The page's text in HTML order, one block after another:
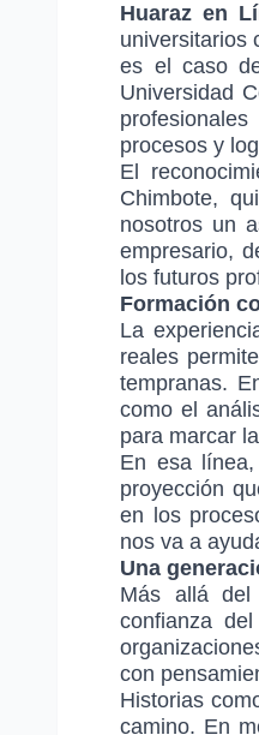
Huaraz en
universitarios
es el caso
Universidad
procesos y
El
Chimbote,
nosotros un
empresario,
los futuros
Formación
La
reales
tempranas.
como el
para marcar
En esa
proyección
en los
nos va a
Una
Más allá del
confianza
con
Historias
camino. En